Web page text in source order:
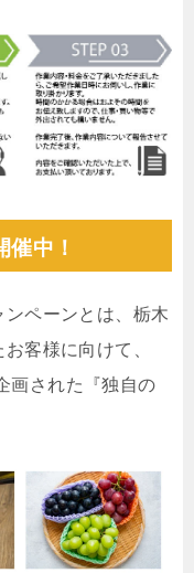
中！
ペーンとは、栃木
客様に向けて、
画された『独自の